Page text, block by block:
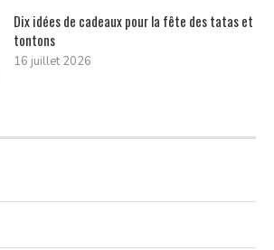
Dix idées de cadeaux pour la fête des tatas et
tontons
16 juillet 2026